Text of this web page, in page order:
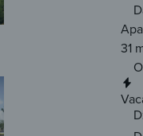
31